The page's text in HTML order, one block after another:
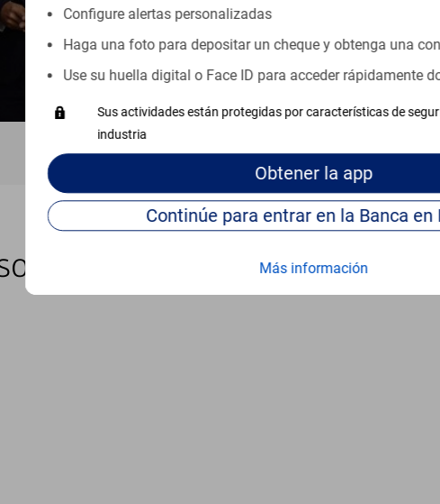
Configure alertas personalizadas
Haga una foto para depositar un cheque y obtenga una
Use su huella digital o Face ID para acceder rápidamente
Sus actividades están protegidas por características de
industria
Obtenerla app
Más información
Vea si nuestro centro de ayuda en línea puede
locales en Rancho Santa